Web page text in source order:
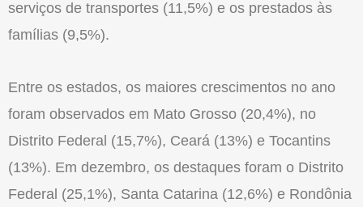
serviços de transportes (11,5%) e os prestados às
famílias (9,5%).
Entre os estados, os maiores crescimentos no ano
foram observados em Mato Grosso (20,4%), no
Distrito Federal (15,7%), Ceará (13%) e Tocantins
(13%). Em dezembro, os destaques foram o Distrito
Federal (25,1%), Santa Catarina (12,6%) e Rondônia